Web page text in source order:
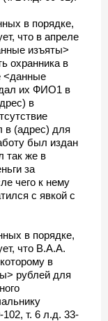
в порядке,
что в апреле
изъяты>
охранника в
<данные
их ФИО1 в
в
в (адрес) для
был издан
так же в
за
чего к нему
с явкой с
в порядке,
что В.А.А.
в
рублей для
т. 6 л.д. 33-